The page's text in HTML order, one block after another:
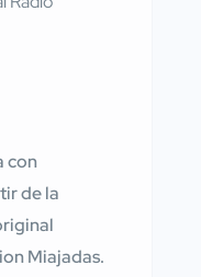
con
de la
Miajadas.